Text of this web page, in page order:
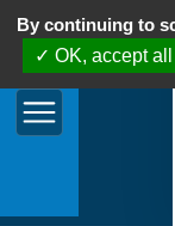
By continuing to
OK, accept all